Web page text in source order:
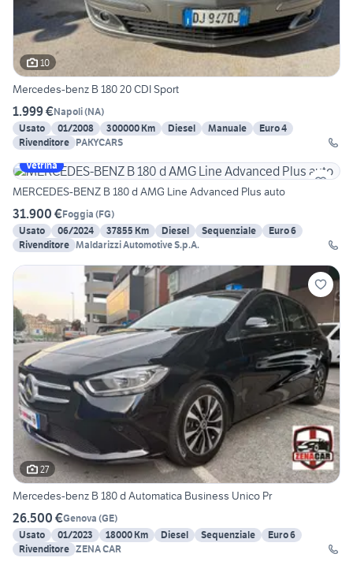
10
Mercedes-benz B 180 20 CDI Sport
1.999 €Napoli(NA)
Usato
01/2008 300000 Km Diesel Manuale
Euro 4
Rivenditore PAKYCARS
Vetrina
MERCEDES-BENZ B 180 d AMG Line Advanced Plus auto
31.900 €Foggia (FG)
Usato
06/2024 37855 Km Diesel Sequenziale
Euro 6
Rivenditore Maldarizzi Automotive S.p.A.
27
Mercedes-benz B 180 d Automatica Business Unico Pr
26.500 €Genova (GE)
Usato
01/2023 18000 Km Diesel Sequenziale
Euro 6
Rivenditore ZENA CAR